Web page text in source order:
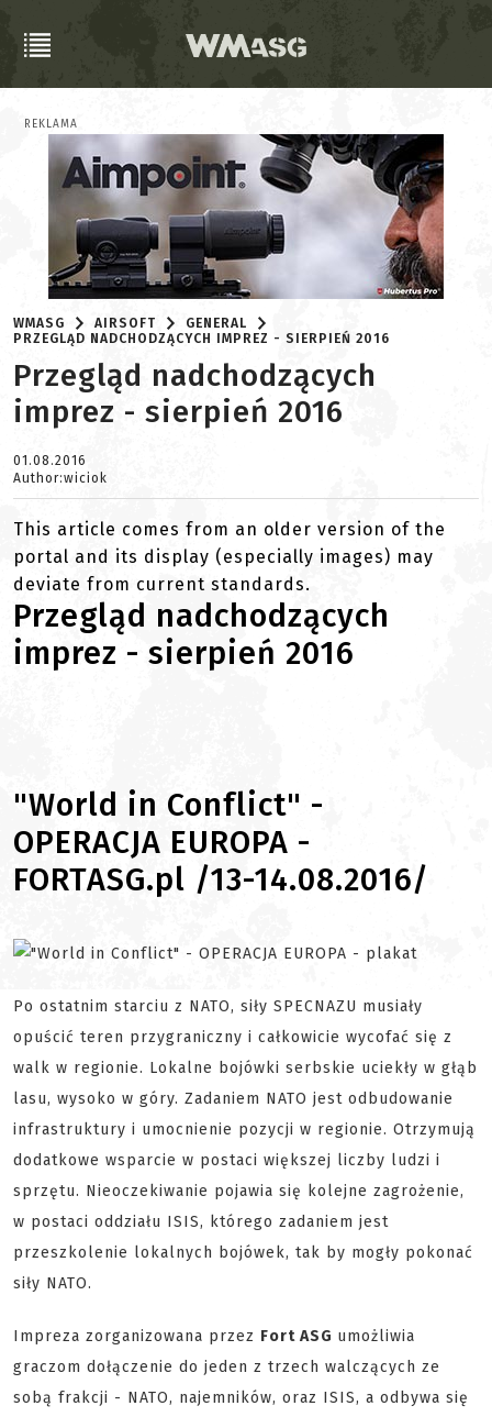
REKLAMA
WMASG AIRSOFT
GENERAL
PRZEGLĄD NADCHODZĄCYCH IMPREZ - SIERPIEŃ 2016
Przegląd nadchodzących
imprez - sierpień 2016
01.08.2016
Author:wiciok
This article comes from an older version of the
portal and its display (especially images) may
deviate from current standards.
Przegląd nadchodzących
imprez - sierpień 2016
"World in Conflict" -
OPERACJA EUROPA -
FORTASG.pl /13-14.08.2016/
Po ostatnim starciu z NATO, siły SPECNAZU musiały
opuścić teren przygraniczny i całkowicie wycofać się z
walk w regionie. Lokalne bojówki serbskie uciekły w głąb
lasu, wysoko w góry. Zadaniem NATO jest odbudowanie
infrastruktury i umocnienie pozycji w regionie. Otrzymują
dodatkowe wsparcie w postaci większej liczby ludzi i
sprzętu. Nieoczekiwanie pojawia się kolejne zagrożenie,
w postaci oddziału ISIS, którego zadaniem jest
przeszkolenie lokalnych bojówek, tak by mogły pokonać
siły NATO.
Impreza zorganizowana przez Fort ASG umożliwia
graczom dołączenie do jeden z trzech walczących ze
sobą frakcji - NATO, najemników, oraz ISIS, a odbywa się